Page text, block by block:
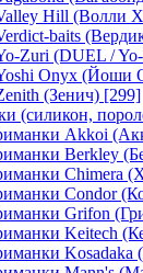
Hill (Волли
baits
Zuri (DUEL /
Onyx (Йоши
(Зенич) [299]
(силикон,
Akkoi
Berkley
Chimera
Condor
Grifon
Keitech
Kosadaka